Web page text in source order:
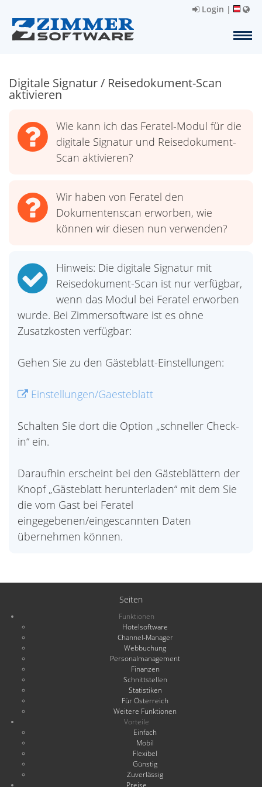
Login |
Digitale Signatur / Reisedokument-Scan
aktivieren
Wie kann ich das Feratel-Modul für die
digitale Signatur und Reisedokument-
Scan aktivieren?
Wir haben von Feratel den
Dokumentenscan erworben, wie
können wir diesen nun verwenden?
Hinweis: Die digitale Signatur mit
Reisedokument-Scan ist nur verfügbar,
wenn das Modul bei Feratel erworben
wurde. Bei Zimmersoftware ist es ohne
Zusatzkosten verfügbar:
Gehen Sie zu den Gästeblatt-Einstellungen:
Einstellungen/Gaesteblatt
Schalten Sie dort die Option „schneller Check-
in“ ein.
Daraufhin erscheint bei den Gästeblättern der
Knopf „Gästeblatt herunterladen“ mit dem Sie
die vom Gast bei Feratel
eingegebenen/eingescannten Daten
übernehmen können.
Seiten
Funktionen
Hotelsoftware
Channel-Manager
Webbuchung
Personalmanagement
Finanzen
Schnittstellen
Statistiken
Für Österreich
Weitere Funktionen
Vorteile
Einfach
Mobil
Flexibel
Günstig
Zuverlässig
Preise